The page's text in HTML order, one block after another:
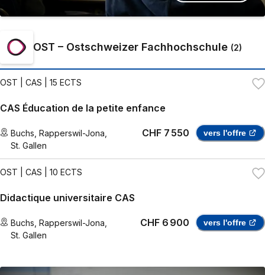
OST – Ostschweizer Fachhochschule (2)
OST | CAS | 15 ECTS
CAS Éducation de la petite enfance
Buchs Rapperswil-Jona
St. Gallen
CHF 7 550 vers l'offre
OST | CAS | 10 ECTS
Didactique universitaire CAS
Buchs Rapperswil-Jona
St. Gallen
CHF 6 900 vers l'offre